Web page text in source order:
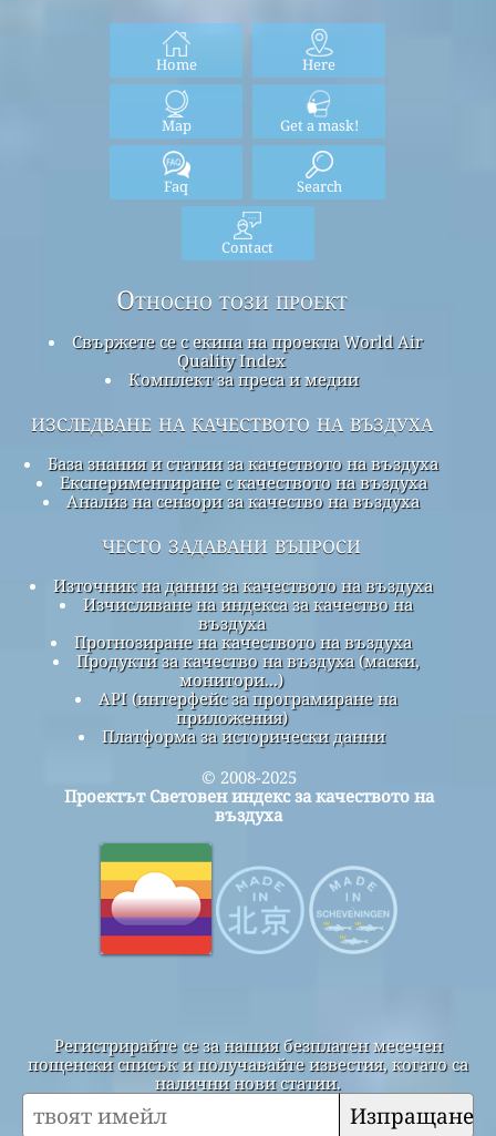
Home Here
Map Get a mask!
Faq Search
Contact
Относно този проект
Свържете се с екипа на проекта World Air
Quality Index
Комплект за преса и медии
изследване на качеството на въздуха
База знания и статии за качеството на въздуха
Експериментиране с качеството на въздуха
Анализ на сензори за качество на въздуха
често задавани въпроси
Източник на данни за качеството на въздуха
Изчисляване на индекса за качество на
въздуха
Прогнозиране на качеството на въздуха
Продукти за качество на въздуха (маски,
монитори...)
API (интерфейс за програмиране на
приложения)
Платформа за исторически данни
© 2008-2025
Проектът Световен индекс за качеството на
въздуха
Регистрирайте се за нашия безплатен месечен
пощенски списък и получавайте известия, когато са
налични нови статии.
Изпращане